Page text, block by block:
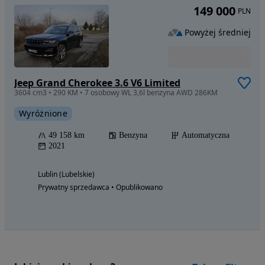
Jeep Grand Cherokee 3.6 V6 Limited
3604 cm3 • 290 KM • 7 osobowy WL 3,6l benzyna AWD 286KM
Wyróżnione
49 158 km Benzyna
Automatyczna
2021
Lublin (Lubelskie)
Prywatny sprzedawca • Opublikowano
149 000 PLN
Powyżej średniej